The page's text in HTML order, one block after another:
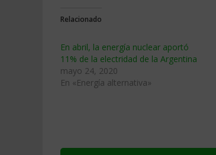
Relacionado
En abril, la energía nuclear aportó
11% de la electridad de la Argentina
mayo 24, 2020
En «Energía alternativa»